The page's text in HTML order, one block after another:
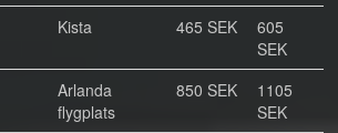
Kista 465 SEK
605
SEK
Arlanda
flygplats
850 SEK
1105
SEK